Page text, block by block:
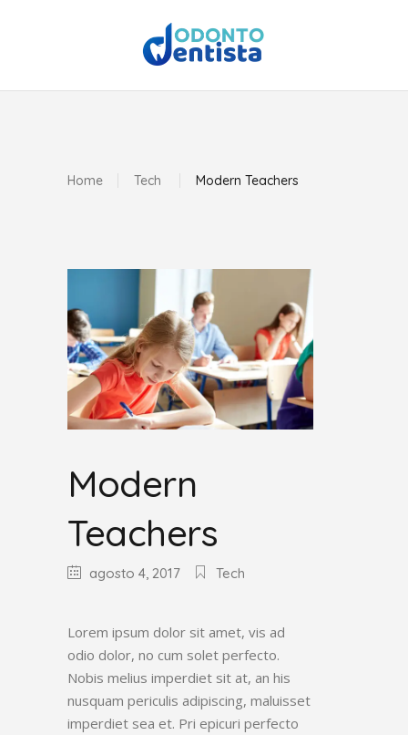
Home Tech Modern Teachers
Modern
Teachers
agosto 4, 2017 Tech
Lorem ipsum dolor sit amet, vis ad
odio dolor, no cum solet perfecto.
Nobis melius imperdiet sit at, an his
nusquam periculis adipiscing, maluisset
imperdiet sea et. Pri epicuri perfecto